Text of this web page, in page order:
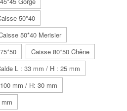
50*40
50*40 Merisier
Caisse 80*50 Chêne
L : 33 mm / H : 25 mm
mm / H: 30 mm